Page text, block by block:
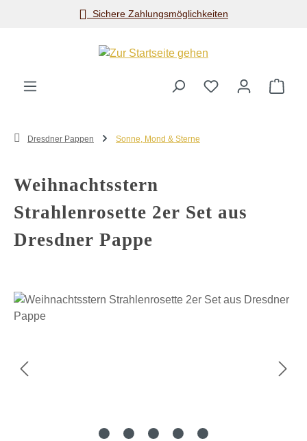
Zum Hauptinhalt springenSichere Zahlungsmöglichkeiten
Dresdner Pappen Sonne, Mond & Sterne
Weihnachtsstern
Strahlenrosette 2er Set aus
Dresdner Pappe
Bildergalerie überspringen